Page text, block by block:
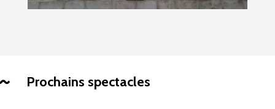
Prochains spectacles